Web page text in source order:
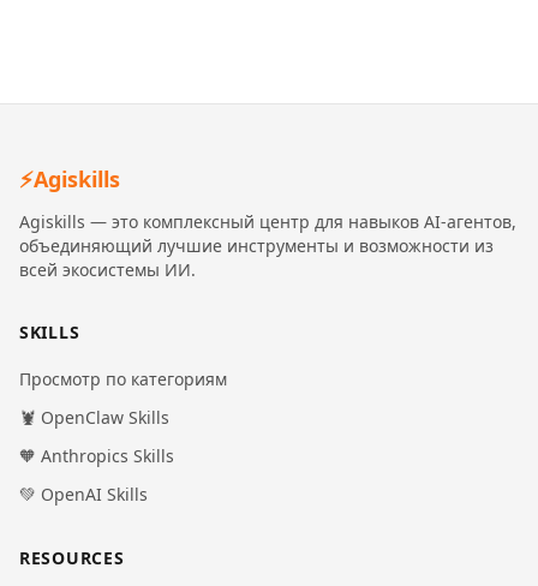
⚡Agiskills
Agiskills — это комплексный центр для навыков AI-агентов,
объединяющий лучшие инструменты и возможности из
всей экосистемы ИИ.
SKILLS
Просмотр по категориям
🦞 OpenClaw Skills
🧡 Anthropics Skills
💚 OpenAI Skills
RESOURCES